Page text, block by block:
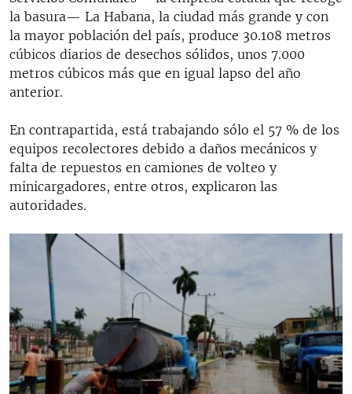
la basura— La Habana, la ciudad más grande y con
la mayor población del país, produce 30.108 metros
cúbicos diarios de desechos sólidos, unos 7.000
metros cúbicos más que en igual lapso del año
anterior.
En contrapartida, está trabajando sólo el 57 % de los
equipos recolectores debido a daños mecánicos y
falta de repuestos en camiones de volteo y
minicargadores, entre otros, explicaron las
autoridades.